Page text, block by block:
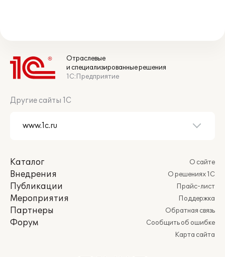
Отраслевые
и специализированные решения
1С:Предприятие
Другие сайты 1С
Каталог
Внедрения
Публикации
Мероприятия
Партнеры
Форум
О сайте
О решениях 1С
Прайс-лист
Поддержка
Обратная связь
Сообщить об ошибке
Карта сайта